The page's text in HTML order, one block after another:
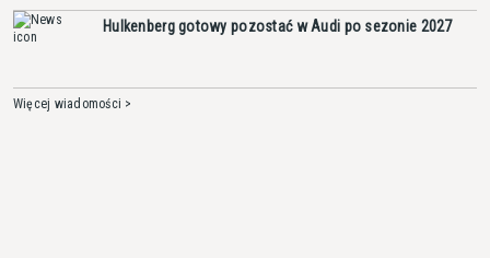
Hulkenberg gotowy pozostać w Audi po sezonie 2027
Więcej wiadomości >